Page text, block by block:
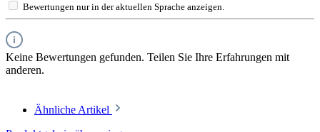
Bewertungen nur in der aktuellen Sprache anzeigen.
Keine Bewertungen gefunden. Teilen Sie Ihre Erfahrungen mit
anderen.
Ähnliche Artikel